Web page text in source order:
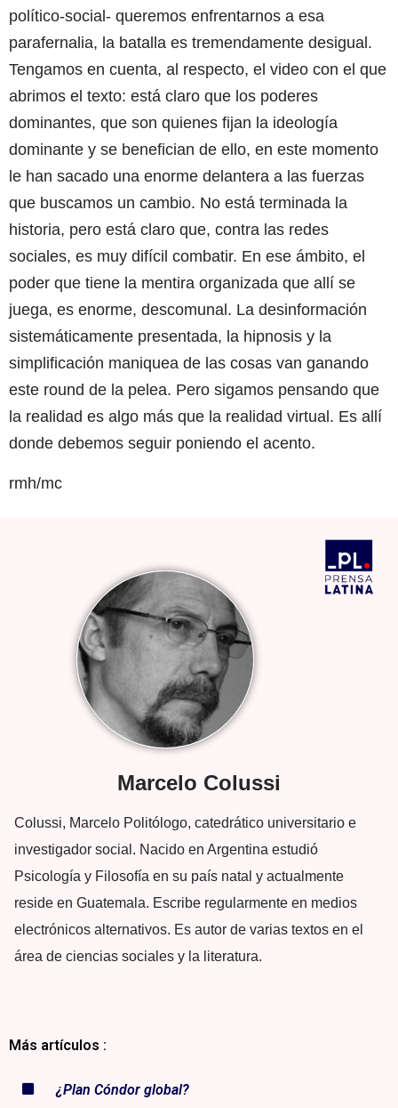
político-social- queremos enfrentarnos a esa
parafernalia, la batalla es tremendamente desigual.
Tengamos en cuenta, al respecto, el video con el que
abrimos el texto: está claro que los poderes
dominantes, que son quienes fijan la ideología
dominante y se benefician de ello, en este momento
le han sacado una enorme delantera a las fuerzas
que buscamos un cambio. No está terminada la
historia, pero está claro que, contra las redes
sociales, es muy difícil combatir. En ese ámbito, el
poder que tiene la mentira organizada que allí se
juega, es enorme, descomunal. La desinformación
sistemáticamente presentada, la hipnosis y la
simplificación maniquea de las cosas van ganando
este round de la pelea. Pero sigamos pensando que
la realidad es algo más que la realidad virtual. Es allí
donde debemos seguir poniendo el acento.
rmh/mc
Marcelo Colussi
Colussi, Marcelo Politólogo, catedrático universitario e
investigador social. Nacido en Argentina estudió
Psicología y Filosofía en su país natal y actualmente
reside en Guatemala. Escribe regularmente en medios
electrónicos alternativos. Es autor de varias textos en el
área de ciencias sociales y la literatura.
Más artículos :
¿Plan Cóndor global?